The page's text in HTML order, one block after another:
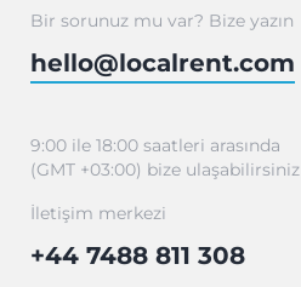
Bir sorunuz mu var? Bize yazın
hello@localrent.com
9:00 ile 18:00 saatleri arasında
(GMT +03:00) bize ulaşabilirsiniz
İletişim merkezi
+44 7488 811 308